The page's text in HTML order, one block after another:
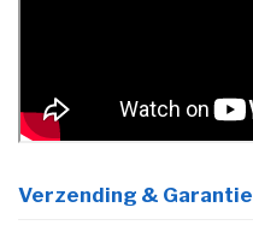
Verzending & Garantie